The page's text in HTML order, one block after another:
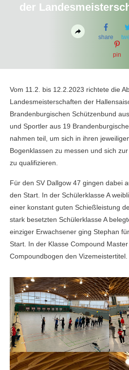
der
share
pin
Vom 11.2. bis 12.2.2023 richtete die
Landesmeisterschaften der
Brandenburgischen Schützenbund
und Sportler aus 19
nahmen teil, um sich in ihren
Bogenklassen zu messen und sich
zu qualifizieren.
Für den SV Dallgow 47 gingen dabei
den Start. In der Schülerklasse A
einer konstant guten Schießleistung
stark besetzten Schülerklasse A
einziger Erwachsener ging Stephan
Start. In der Klasse Compound
Compoundbogen den Vizemeistertitel.